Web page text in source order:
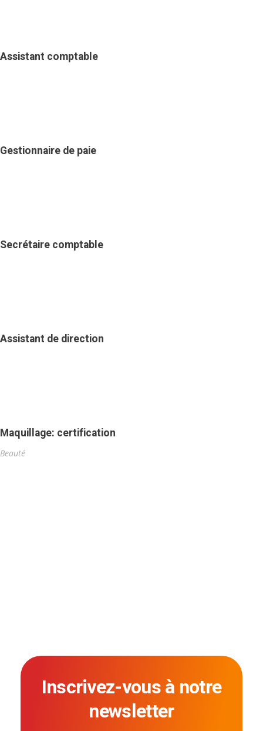
Assistant comptable
Gestionnaire de paie
Secrétaire comptable
Assistant de direction
Maquillage: certification
Beauté
Inscrivez-vous à notre
newsletter